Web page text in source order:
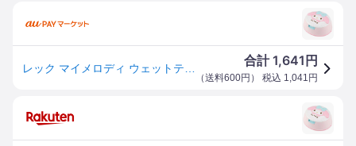
合計1,641 円
（送料600円 ） 税込 1,041 円